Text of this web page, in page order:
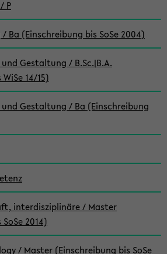
P
Ba (Einschreibung bis SoSe 2004)
Gestaltung / B.Sc.|B.A.
14/15)
Gestaltung / Ba (Einschreibung
interdisziplinäre / Master
2014)
/ Master (Einschreibung bis SoSe